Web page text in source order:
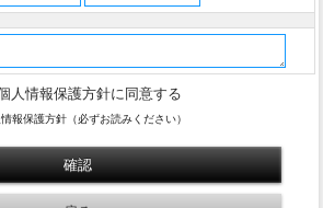
人情報保護方針に同意する
報保護方針（必ずお読みください）